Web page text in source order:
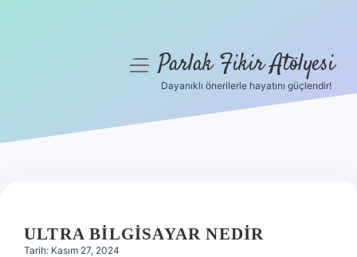
Hakkımızda
menüyüParlak Fikir Atölyesi
Dayanıklı önerilerle hayatını güçlendir!
ULTRA BILGISAYAR NEDIR
Tarih: Kasım 27, 2024